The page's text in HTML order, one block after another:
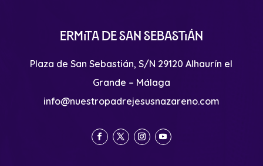
Ermita de San Sebastián
Plaza de San Sebastián, S/N 29120 Alhaurín el
Grande – Málaga
info@nuestropadrejesusnazareno.com